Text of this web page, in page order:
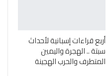
أربع قراءات إسبانية لأحداث
سبتة .. الهجرة واليمين
المتطرف والحرب الهجينة